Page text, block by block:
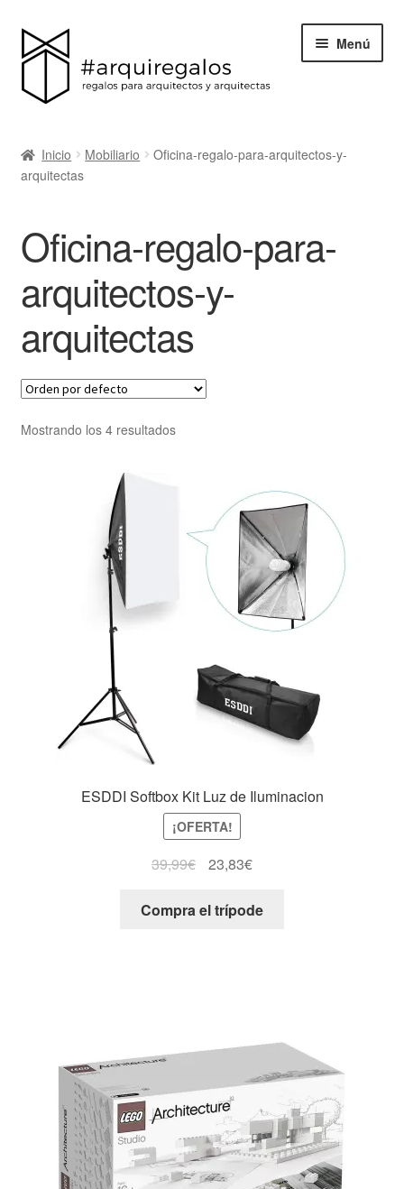
Menú
Categorías
Acerca de ArquiRegalos
Inicio Mobiliario
Oficina-regalo-para-arquitectos-y-
arquitectas
Oficina-regalo-para-
arquitectos-y-
arquitectas
Mostrando los 4 resultados
ESDDI Softbox Kit Luz de Iluminacion
¡OFERTA!
39,99€ 23,83€
Compra el trípode